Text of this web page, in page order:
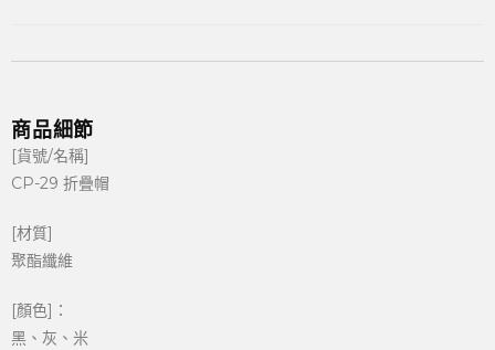
商品細節
[貨號/名稱]
CP-29 折疊帽
[材質]
聚酯纖維
[顏色]：
黑、灰、米